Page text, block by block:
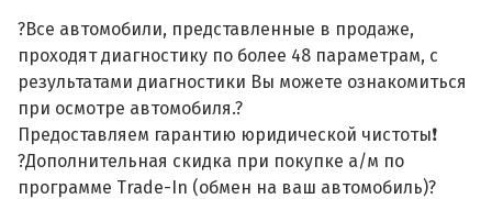
?Все автомобили, представленные в продаже,
проходят диагностику по более 48 параметрам, с
результатами диагностики Вы можете ознакомиться
при осмотре автомобиля.?
Предоставляем гарантию юридической чистоты❗
?Дополнительная скидка при покупке а/м по
программе Trade-In (обмен на ваш автомобиль)?